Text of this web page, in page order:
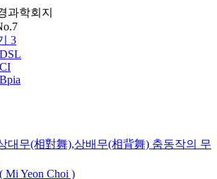
과학회지
3
대무(相對舞),상배무(相背舞) 춤동작의 무
MiYeon Choi )